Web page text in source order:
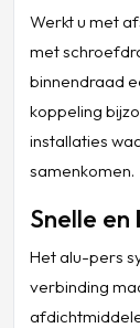
Werkt u met
met
binnendraad
koppeling
installaties
samenkomen.
Snelle
Het alu-pers
verbinding